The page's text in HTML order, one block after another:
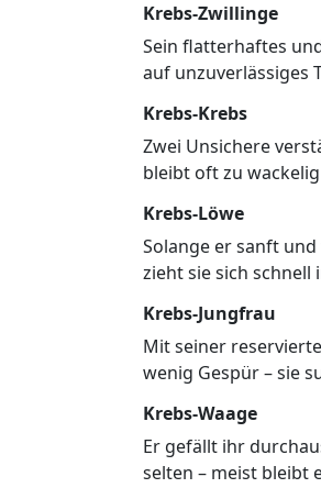
Krebs-Zwillinge
Sein flatterhaftes
auf unzuverlässiges
Krebs-Krebs
Zwei Unsichere
bleibt oft zu
Krebs-Löwe
Solange er sanft
zieht sie sich
Krebs-Jungfrau
Mit seiner
wenig Gespür – sie
Krebs-Waage
Er gefällt ihr
selten – meist bleibt